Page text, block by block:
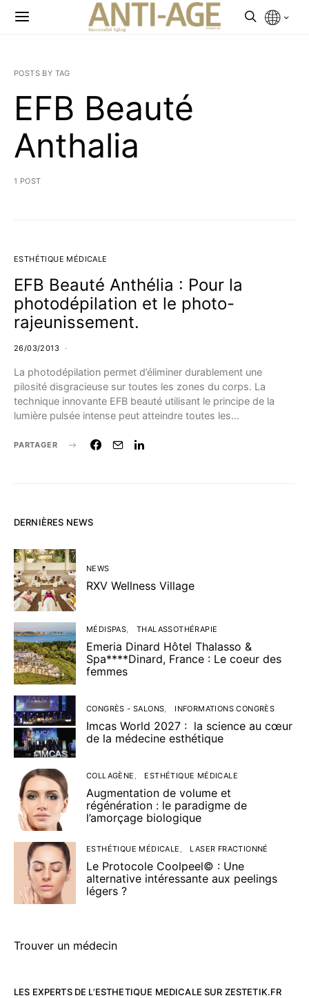
POSTS BY TAG
EFB Beauté
Anthalia
1 POST
ESTHÉTIQUE MÉDICALE
EFB Beauté Anthélia : Pour la
photodépilation et le photo-
rajeunissement.
26/03/2013
La photodépilation permet d’éliminer durablement une
pilosité disgracieuse sur toutes les zones du corps. La
technique innovante EFB beauté utilisant le principe de la
lumière pulsée intense peut atteindre toutes les…
PARTAGER
DERNIÈRES NEWS
NEWS
RXV Wellness Village
MÉDISPAS THALASSOTHÉRAPIE
Emeria Dinard Hôtel Thalasso &
Spa****Dinard, France : Le coeur des
femmes
CONGRÈS - SALONS INFORMATIONS CONGRÈS
Imcas World 2027 : la science au cœur
de la médecine esthétique
COLLAGÈNE ESTHÉTIQUE MÉDICALE
Augmentation de volume et
régénération : le paradigme de
l’amorçage biologique
ESTHÉTIQUE MÉDICALE LASER FRACTIONNÉ
Le Protocole Coolpeel© : Une
alternative intéressante aux peelings
légers ?
Trouver un médecin
LES EXPERTS DE L’ESTHETIQUE MEDICALE SUR ZESTETIK.FR